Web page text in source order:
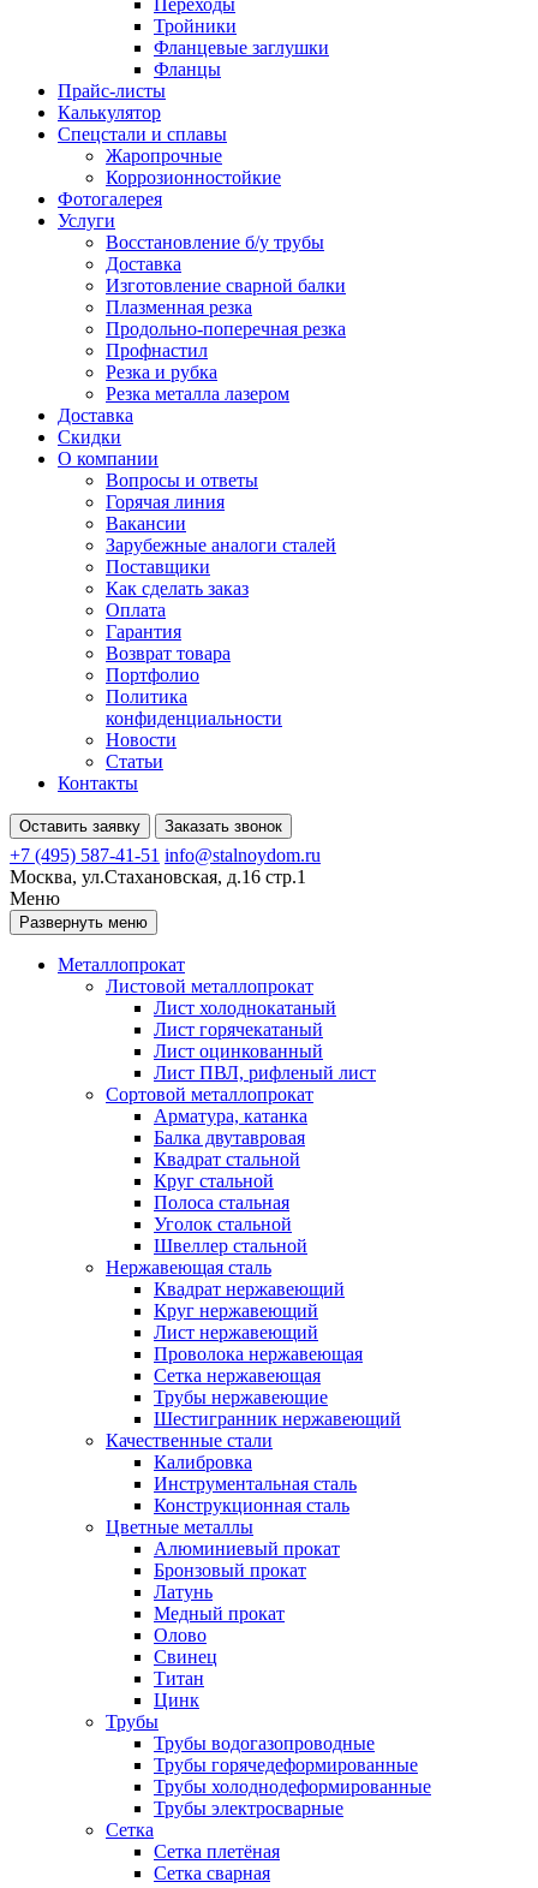
Переходы
Тройники
Фланцевые заглушки
Фланцы
Прайс-листы
Калькулятор
Спецстали и сплавы
Жаропрочные
Коррозионностойкие
Фотогалерея
Услуги
Восстановление б/у трубы
Доставка
Изготовление сварной балки
Плазменная резка
Продольно-поперечная резка
Профнастил
Резка и рубка
Резка металла лазером
Доставка
Скидки
О компании
Вопросы и ответы
Горячая линия
Вакансии
Зарубежные аналоги сталей
Поставщики
Как сделать заказ
Оплата
Гарантия
Возврат товара
Портфолио
Политика
конфиденциальности
Новости
Статьи
Контакты
Оставить заявку Заказать звонок
+7 (495) 587-41-51 info@stalnoydom.ru
Москва, ул.Стахановская, д.16 стр.1
Меню
Развернуть меню
Металлопрокат
Листовой металлопрокат
Лист холоднокатаный
Лист горячекатаный
Лист оцинкованный
Лист ПВЛ, рифленый лист
Сортовой металлопрокат
Арматура, катанка
Балка двутавровая
Квадрат стальной
Круг стальной
Полоса стальная
Уголок стальной
Швеллер стальной
Нержавеющая сталь
Квадрат нержавеющий
Круг нержавеющий
Лист нержавеющий
Проволока нержавеющая
Сетка нержавеющая
Трубы нержавеющие
Шестигранник нержавеющий
Качественные стали
Калибровка
Инструментальная сталь
Конструкционная сталь
Цветные металлы
Алюминиевый прокат
Бронзовый прокат
Латунь
Медный прокат
Олово
Свинец
Титан
Цинк
Трубы
Трубы водогазопроводные
Трубы горячедеформированные
Трубы холоднодеформированные
Трубы электросварные
Сетка
Сетка плетёная
Сетка сварная